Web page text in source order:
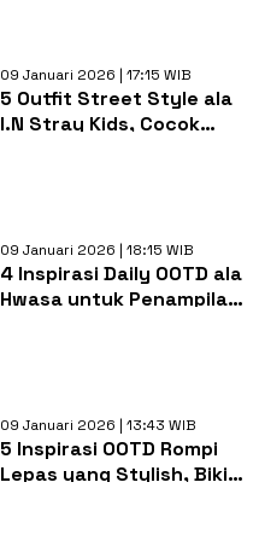
09 Januari 2026 | 17:15 WIB
5 Outfit Street Style ala
I.N Stray Kids, Cocok
09 Januari 2026 | 18:15 WIB
4 Inspirasi Daily OOTD ala
Hwasa untuk Penampilan
09 Januari 2026 | 13:43 WIB
5 Inspirasi OOTD Rompi
Lepas yang Stylish, Bikin